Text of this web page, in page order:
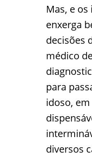
Mas, e
enxerga
decisões
médico
para
idoso,
diversos